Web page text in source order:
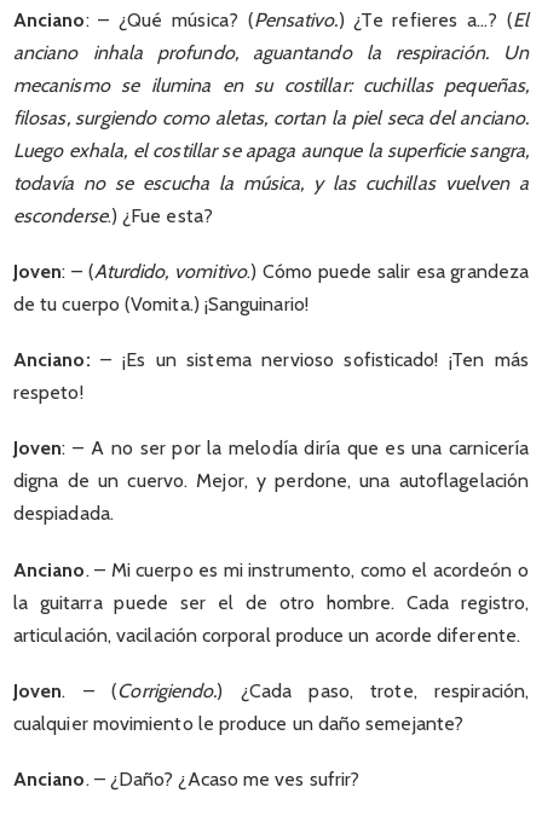
Anciano: – ¿Qué música? (Pensativo.) ¿Te refieres a…? (El
anciano inhala profundo, aguantando la respiración. Un
mecanismo se ilumina en su costillar: cuchillas pequeñas,
filosas, surgiendo como aletas, cortan la piel seca del anciano.
Luego exhala, el costillar se apaga aunque la superficie sangra,
todavía no se escucha la música, y las cuchillas vuelven a
esconderse.) ¿Fue esta?
Joven: – (Aturdido, vomitivo.) Cómo puede salir esa grandeza
de tu cuerpo (Vomita.) ¡Sanguinario!
Anciano: – ¡Es un sistema nervioso sofisticado! ¡Ten más
respeto!
Joven: – A no ser por la melodía diría que es una carnicería
digna de un cuervo. Mejor, y perdone, una autoflagelación
despiadada.
Anciano. – Mi cuerpo es mi instrumento, como el acordeón o
la guitarra puede ser el de otro hombre. Cada registro,
articulación, vacilación corporal produce un acorde diferente.
Joven. – (Corrigiendo.) ¿Cada paso, trote, respiración,
cualquier movimiento le produce un daño semejante?
Anciano. – ¿Daño? ¿Acaso me ves sufrir?